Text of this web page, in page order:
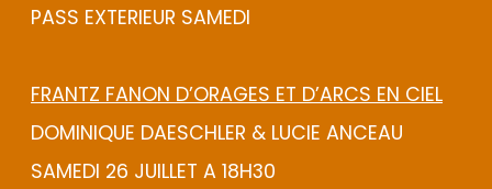
PASS EXTERIEUR SAMEDI
FRANTZ FANON D’ORAGES ET D’ARCS EN CIEL
DOMINIQUE DAESCHLER & LUCIE ANCEAU
SAMEDI 26 JUILLET A 18H30